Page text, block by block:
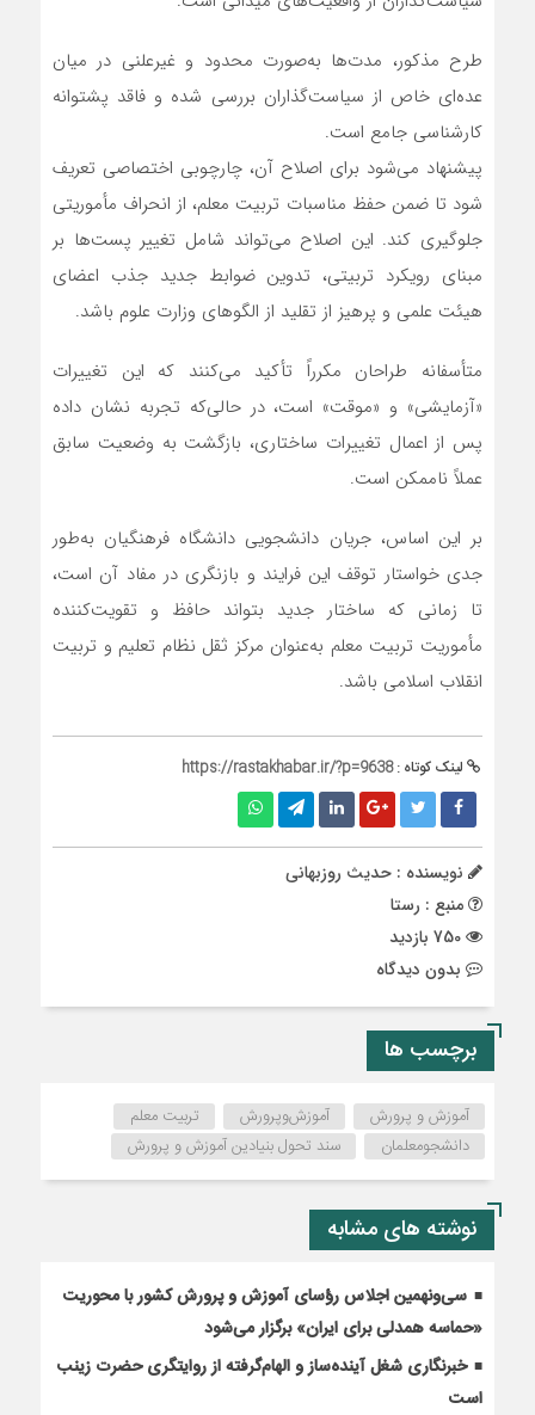
طرح مذکور، مدت‌ها به‌صورت محدود و غیرعلنی در میان
عده‌ای خاص از سیاست‌گذاران بررسی شده و فاقد پشتوانه
کارشناسی جامع است.
پیشنهاد می‌شود برای اصلاح آن، چارچوبی اختصاصی تعریف
شود تا ضمن حفظ مناسبات تربیت معلم، از انحراف مأموریتی
جلوگیری کند. این اصلاح می‌تواند شامل تغییر پست‌ها بر
مبنای رویکرد تربیتی، تدوین ضوابط جدید جذب اعضای
هیئت علمی و پرهیز از تقلید از الگوهای وزارت علوم باشد.
متأسفانه طراحان مکرراً تأکید می‌کنند که این تغییرات
«آزمایشی» و «موقت» است، در حالی‌که تجربه نشان داده
پس از اعمال تغییرات ساختاری، بازگشت به وضعیت سابق
عملاً ناممکن است.
بر این اساس، جریان دانشجویی دانشگاه فرهنگیان به‌طور
جدی خواستار توقف این فرایند و بازنگری در مفاد آن است،
تا زمانی که ساختار جدید بتواند حافظ و تقویت‌کننده
مأموریت تربیت معلم به‌عنوان مرکز ثقل نظام تعلیم و تربیت
انقلاب اسلامی باشد.
لینک کوتاه :https://rastakhabar.ir/?p=9638
نویسنده : حدیث روزبهانی
منبع : رستا
بدون دیدگاه
برچسب ها
آموزش و پرورش آموزش‌‌‌و‌پرورش
تربیت معلم
دانشجومعلمان
سند تحول بنیادین آموزش و پرورش
نوشته های مشابه
سی‌ونهمین اجلاس رؤسای آموزش و پرورش کشور با محوریت
«حماسه همدلی برای ایران» برگزار می‌شود
خبرنگاری شغل آینده‌ساز و الهام‌گرفته از روایتگری حضرت زینب
است